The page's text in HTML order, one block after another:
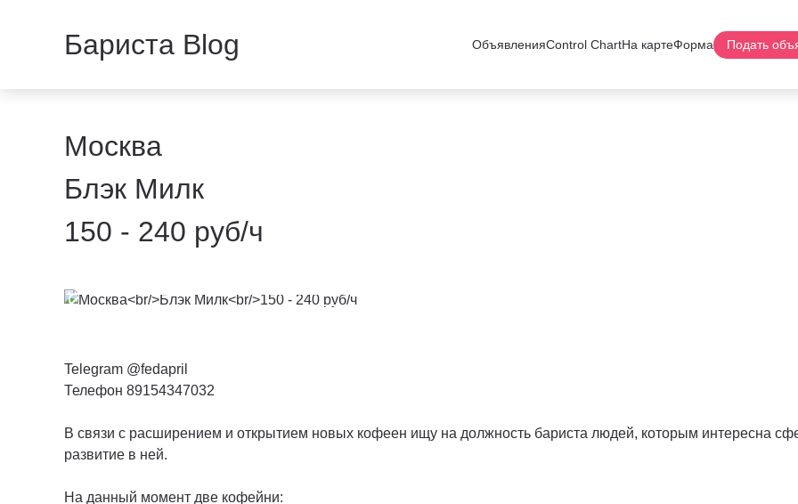
Бариста Blog ОбъявленияControl ChartНа картеФорма Подать
Москва
Блэк Милк
150 - 240 руб/ч
Telegram @fedapril
Телефон 89154347032
В связи с расширением и открытием новых кофеен ищу на должность бариста людей, которым интересна
развитие в ней.
На данный момент две кофейни: